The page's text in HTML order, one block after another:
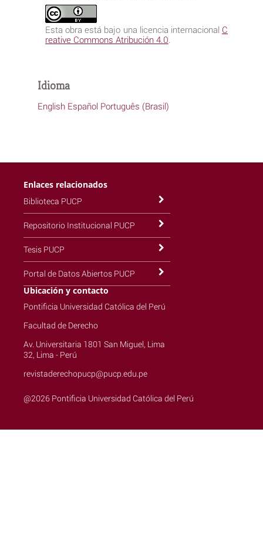
Esta obra está bajo una licencia internacional C
reative Commons Atribución 4.0
Idioma
English Español Português (Brasil)
Enlaces relacionados
Biblioteca PUCP
Repositorio Institucional PUCP
Tesis PUCP
Portal de Datos Abiertos PUCP
Ubicación y contacto
Pontificia Universidad Católica del Perú
Facultad de Derecho
Av. Universitaria 1801 San Miguel, Lima
32, Lima - Perú
revistaderechopucp@pucp.edu.pe
@2026 Pontificia Universidad Católica del Perú